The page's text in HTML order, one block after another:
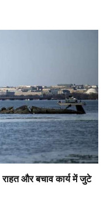
और बचाव कार्य में जुटे